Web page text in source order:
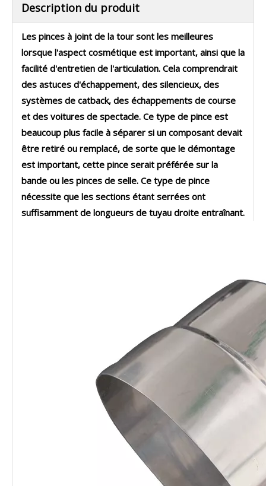
Description du produit
Les pinces à joint de la tour sont les meilleures
lorsque l'aspect cosmétique est important, ainsi que la
facilité d'entretien de l'articulation. Cela comprendrait
des astuces d'échappement, des silencieux, des
systèmes de catback, des échappements de course
et des voitures de spectacle. Ce type de pince est
beaucoup plus facile à séparer si un composant devait
être retiré ou remplacé, de sorte que le démontage
est important, cette pince serait préférée sur la
bande ou les pinces de selle. Ce type de pince
nécessite que les sections étant serrées ont
suffisamment de longueurs de tuyau droite entraînant.